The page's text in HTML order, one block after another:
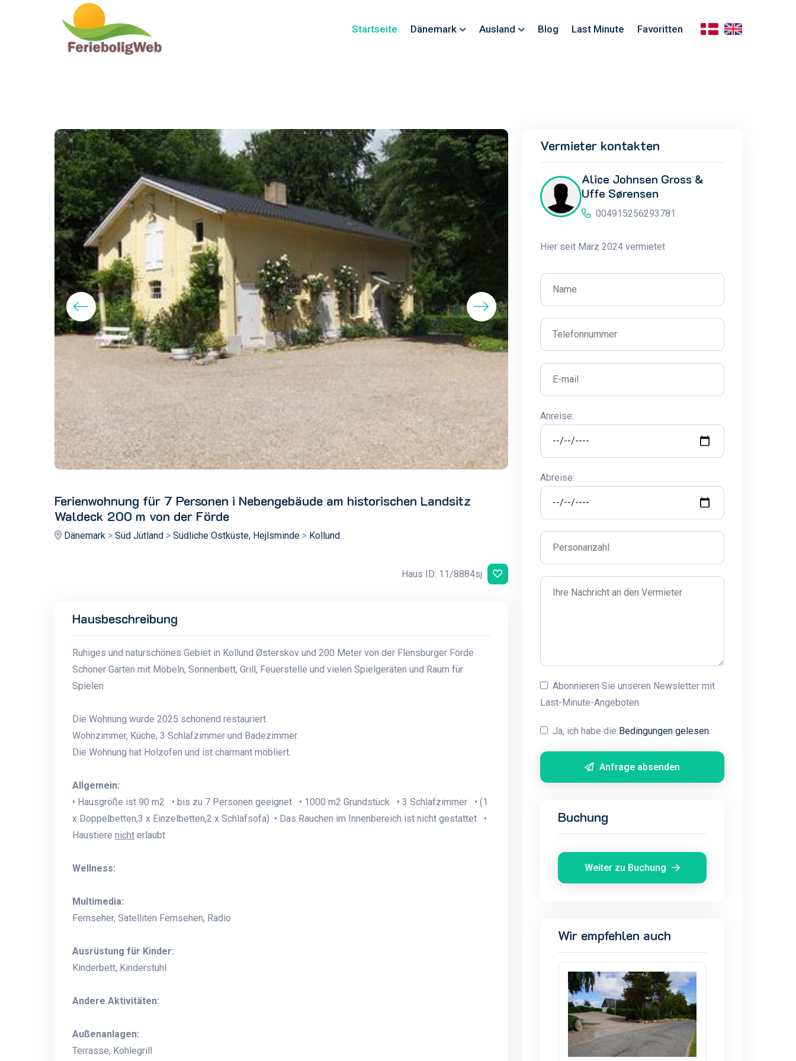
Startseite Dänemark Ausland Blog Last Minute Favoritten
Ferienwohnung für 7 Personen i Nebengebäude am historischen Landsitz
Waldeck 200 m von der Förde
Dänemark > Süd Jütland> Südliche Ostküste, Hejlsminde> Kollund
Haus ID: 11/8884sj
Hausbeschreibung
Ruhiges und naturschönes Gebiet in Kollund Østerskov und 200 Meter von der Flensburger Förde
Schöner Garten mit Möbeln, Sonnenbett, Grill, Feuerstelle und vielen Spielgeräten und Raum für
Spielen
Die Wohnung wurde 2025 schonend restauriert.
Wohnzimmer, Küche, 3 Schlafzimmer und Badezimmer.
Die Wohnung hat Holzofen und ist charmant möbliert.
Allgemein:
• Hausgröße ist 90 m2 • bis zu 7 Personen geeignet • 1000 m2 Grundstück • 3 Schlafzimmer • (1
x Doppelbetten,3 x Einzelbetten,2 x Schlafsofa) • Das Rauchen im Innenbereich ist nicht gestattet •
Haustiere nichterlaubt
Wellness:
Multimedia:
Fernseher, Satelliten Fernsehen, Radio
Ausrüstung für Kinder:
Kinderbett, Kinderstuhl
Andere Aktivitäten:
Außenanlagen:
Terrasse, Kohlegrill
Vermieter kontakten
Alice Johnsen Gross &
Uffe Sørensen
004915256293781
Hier seit März 2024 vermietet
Anreise:
Abreise:
Abonnieren Sie unseren Newsletter mit
Last-Minute-Angeboten
Ja, ich habe die Bedingungen gelesen.
Anfrage absenden
Buchung
Weiter zu Buchung
Wir empfehlen auch